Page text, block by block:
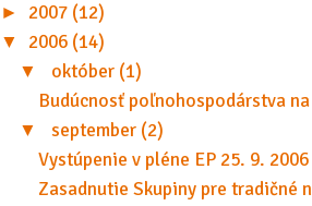
►
2007 (12)
▼
2006 (14)
▼
október (1)
Budúcnosť poľnohospodárstva
▼
september (2)
Vystúpenie v pléne EP 25. 9. 2006
Zasadnutie Skupiny pre tradičné